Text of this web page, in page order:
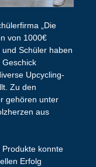
„Die
von 1000€
Schüler haben
Geschick
Upcycling-
Zu den
gehören unter
aus
konnte
Erfolg